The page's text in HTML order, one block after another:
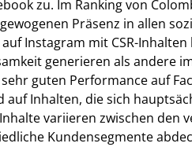
zu. Im Ranking von
Präsenz in allen
Instagram mit CSR-
generieren als andere
guten Performance auf
auf Inhalten, die sich
variieren zwischen den
Kundensegmente